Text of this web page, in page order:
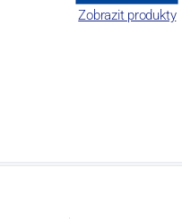
Zobrazit produkty